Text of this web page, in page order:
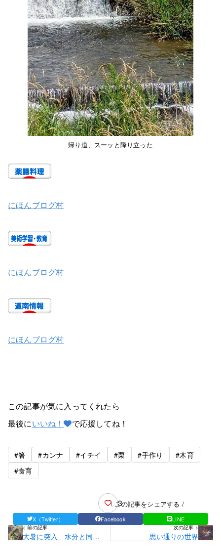
帰り道、スーッと降り立った
にほんブログ村
にほんブログ村
にほんブログ村
この記事が気に入ってくれたら
最後にいいね！ で応援してね！
#箸 #カンナ #イチイ #栗 #手作り
#木育
#食育
3
\ この記事をシェアする /
X（Twitter） Facebook LINE
< 前の記事
大暑に突入 水分と同時
次の記事 >
思い通りの世界